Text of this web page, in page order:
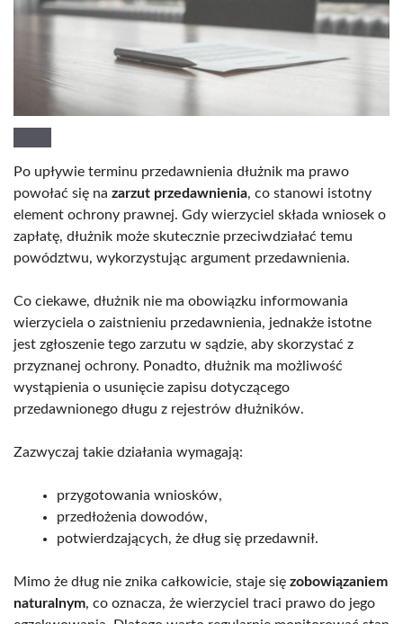
Po upływie terminu przedawnienia dłużnik ma prawo
powołać się na zarzut przedawnienia, co stanowi istotny
element ochrony prawnej. Gdy wierzyciel składa wniosek o
zapłatę, dłużnik może skutecznie przeciwdziałać temu
powództwu, wykorzystując argument przedawnienia.
Co ciekawe, dłużnik nie ma obowiązku informowania
wierzyciela o zaistnieniu przedawnienia, jednakże istotne
jest zgłoszenie tego zarzutu w sądzie, aby skorzystać z
przyznanej ochrony. Ponadto, dłużnik ma możliwość
wystąpienia o usunięcie zapisu dotyczącego
przedawnionego długu z rejestrów dłużników.
Zazwyczaj takie działania wymagają:
przygotowania wniosków,
przedłożenia dowodów,
potwierdzających, że dług się przedawnił.
Mimo że dług nie znika całkowicie, staje się zobowiązaniem
naturalnym, co oznacza, że wierzyciel traci prawo do jego